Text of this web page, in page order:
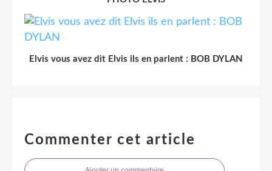
Elvis vous avez dit Elvis ils en parlent : BOB DYLAN
Commenter cet article